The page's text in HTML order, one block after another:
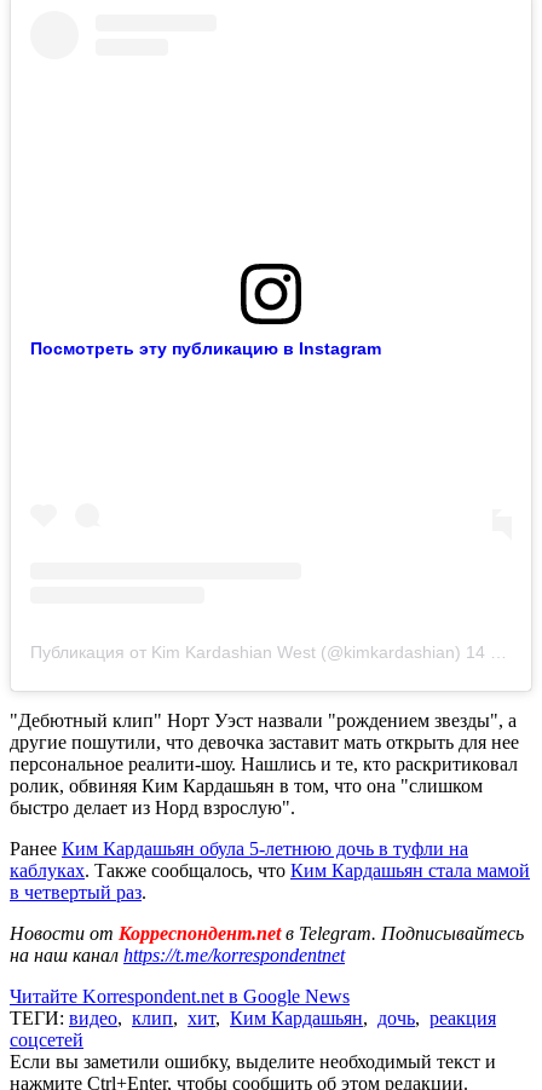
Посмотреть эту публикацию в Instagram
Публикация от Kim Kardashian West (@kimkardashian) 14 Май 2019 в 11:23 PDT
"Дебютный клип" Норт Уэст назвали "рождением звезды", а
другие пошутили, что девочка заставит мать открыть для нее
персональное реалити-шоу. Нашлись и те, кто раскритиковал
ролик, обвиняя Ким Кардашьян в том, что она "слишком
быстро делает из Норд взрослую".
Ранее Ким Кардашьян обула 5-летнюю дочь в туфли на
каблуках. Также сообщалось, что Ким Кардашьян стала мамой
в четвертый раз.
Новости от Корреспондент.netв Telegram. Подписывайтесь
на наш канал https://t.me/korrespondentnet
Читайте Korrespondent.net в Google News
ТЕГИ: видео, клип, хит, Ким Кардашьян, дочь, реакция
соцсетей
Если вы заметили ошибку, выделите необходимый текст и
нажмите Ctrl+Enter, чтобы сообщить об этом редакции.